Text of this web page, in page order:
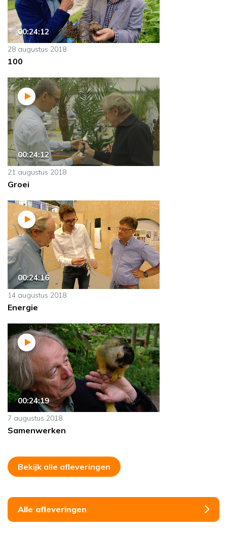
00:24:12
28 augustus 2018
100
00:24:12
21 augustus 2018
Groei
00:24:16
14 augustus 2018
Energie
00:24:19
7 augustus 2018
Samenwerken
Bekijk alle afleveringen
Alle afleveringen